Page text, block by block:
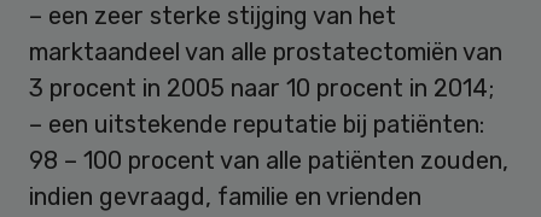
– een zeer sterke stijging van het
marktaandeel van alle prostatectomiën van
3 procent in 2005 naar 10 procent in 2014;
– een uitstekende reputatie bij patiënten:
98 – 100 procent van alle patiënten zouden,
indien gevraagd, familie en vrienden